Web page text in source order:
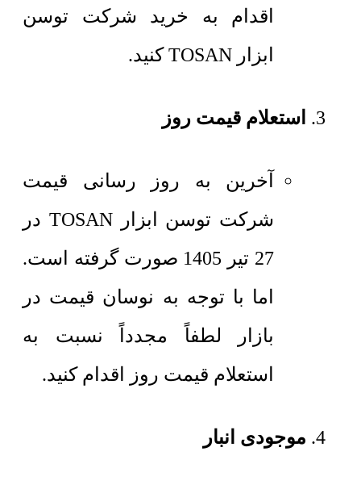
اقدام به خرید شرکت توسن
ابزار TOSAN کنید.
استعلام قیمت روز
آخرین به روز رسانی قیمت
شرکت توسن ابزار TOSAN در
27 تیر 1405 صورت گرفته است.
اما با توجه به نوسان قیمت در
بازار لطفاً مجدداً نسبت به
استعلام قیمت روز اقدام کنید.
موجودی انبار